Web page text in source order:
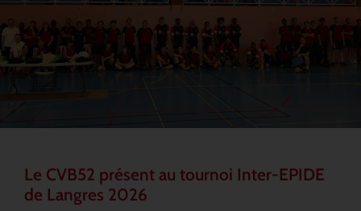
Le CVB52 présent au tournoi Inter-EPIDE
de Langres 2026